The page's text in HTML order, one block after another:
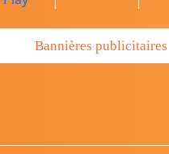
Bannières publicitaires